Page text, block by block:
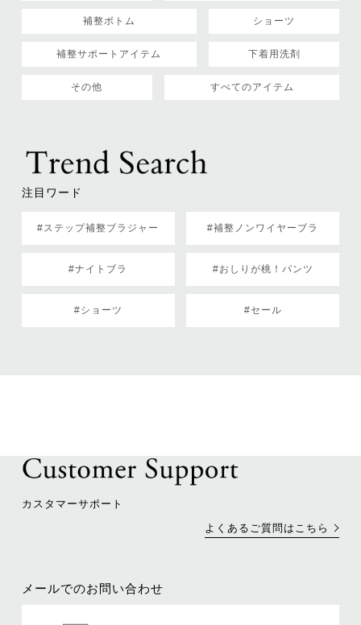
補整ボトム ショーツ
補整サポートアイテム 下着用洗剤
その他 すべてのアイテム
注目ワード
#ステップ補整ブラジャー #補整ノンワイヤーブラ
#ナイトブラ #おしりが桃！パンツ
#ショーツ #セール
カスタマーサポート
よくあるご質問はこちら
メールでのお問い合わせ